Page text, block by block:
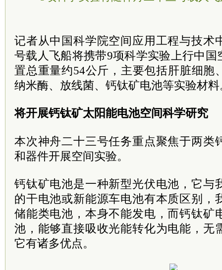
记者从中国科学院空间应用工程与技术
号载人飞船将携带9项科学实验上行中
置总重量约54公斤，主要包括肝脏细胞
纳米酶、放线菌、钙钛矿电池等实验材料
将开展钙钛矿太阳能电池空间科学研究
本次神舟二十三号任务重点聚焦于两类
和器件开展空间实验。
钙钛矿电池是一种新型光伏电池，它与
的干电池或新能源车电池有本质区别，
储能类电池，本身不能发电，而钙钛矿
池，能够直接吸收光能转化为电能，无
它有诸多优点。